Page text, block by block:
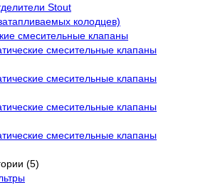
Stout
колодцев)
смесительные клапаны
смесительные клапаны
смесительные клапаны
смесительные клапаны
смесительные клапаны
(5)